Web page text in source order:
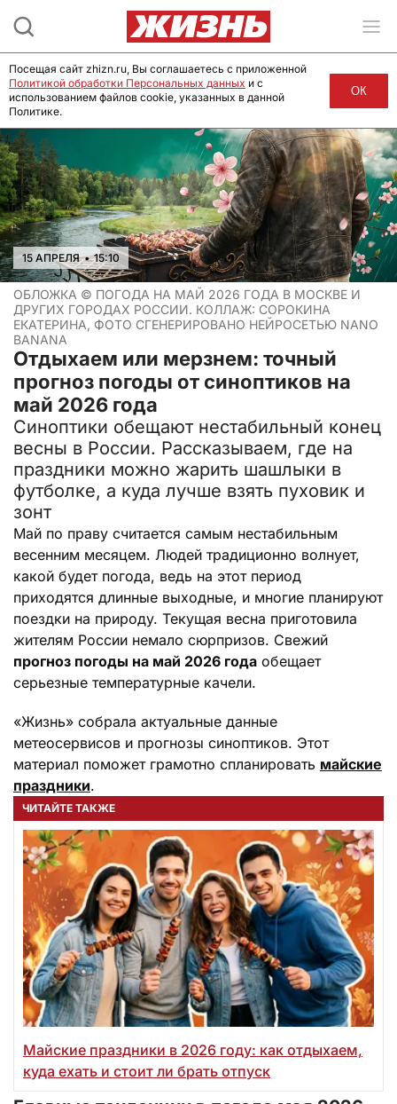
15 АПРЕЛЯ • 15:10
ОБЛОЖКА © ПОГОДА НА МАЙ 2026 ГОДА В МОСКВЕ И
ДРУГИХ ГОРОДАХ РОССИИ. КОЛЛАЖ: СОРОКИНА
ЕКАТЕРИНА, ФОТО СГЕНЕРИРОВАНО НЕЙРОСЕТЬЮ NANO
BANANA
Отдыхаем или мерзнем: точный
прогноз погоды от синоптиков на
май 2026 года
Синоптики обещают нестабильный конец
весны в России. Рассказываем, где на
праздники можно жарить шашлыки в
футболке, а куда лучше взять пуховик и
зонт
Май по праву считается самым нестабильным
весенним месяцем. Людей традиционно волнует,
какой будет погода, ведь на этот период
приходятся длинные выходные, и многие планируют
поездки на природу. Текущая весна приготовила
жителям России немало сюрпризов. Свежий
прогноз погоды на май 2026 года обещает
серьезные температурные качели.
«Жизнь» собрала актуальные данные
метеосервисов и прогнозы синоптиков. Этот
материал поможет грамотно спланировать майские
праздники.
ЧИТАЙТЕ ТАКЖЕ
Майские праздники в 2026 году: как отдыхаем,
куда ехать и стоит ли брать отпуск
Посещая сайт zhizn.ru, Вы соглашаетесь с приложенной
Политикой обработки Персональных данных и с
использованием файлов cookie, указанных в данной
Политике.
ОК